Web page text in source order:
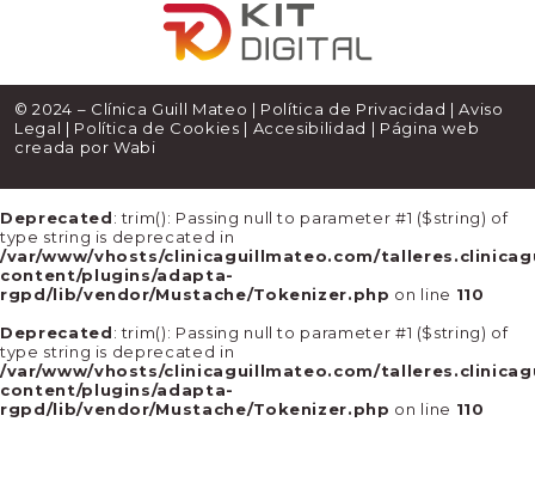
© 2024 – Clínica Guill Mateo | Política de Privacidad |Aviso
Legal | Política de Cookies | Accesibilidad | Página web
creada porWabi
Deprecated: trim(): Passing null to parameter #1 ($string) of
type string is deprecated in
/var/www/vhosts/clinicaguillmateo.com/
content/plugins/adapta-
rgpd/lib/vendor/Mustache/Tokenizer.php on line 110
Deprecated: trim(): Passing null to parameter #1 ($string) of
type string is deprecated in
/var/www/vhosts/clinicaguillmateo.com/
content/plugins/adapta-
rgpd/lib/vendor/Mustache/Tokenizer.php on line 110